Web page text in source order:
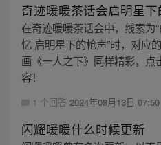
奇迹暖暖茶话会启明星下
在奇迹暖暖茶话会中，线索为
忆 启明星下的枪声”时，对应
画《一人之下》同样精彩，
容！
1 个回答 2024年08月13日 07:50
闪耀暖暖什么时候更新